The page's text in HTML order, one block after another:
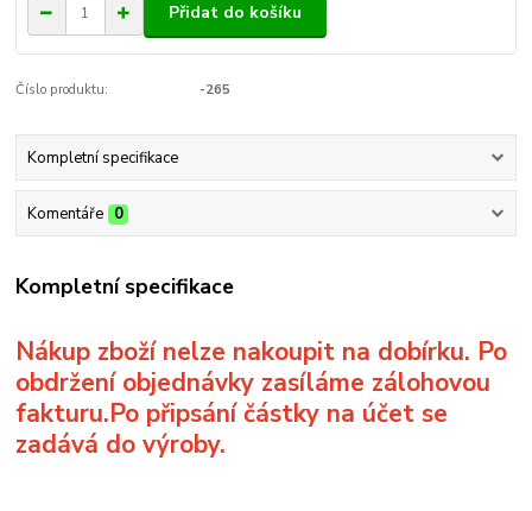
Přidat do košíku
Číslo produktu: -265
Kompletní specifikace
Komentáře 0
Kompletní specifikace
Nákup zboží nelze nakoupit na dobírku. Po
obdržení objednávky zasíláme zálohovou
fakturu.Po připsání částky na účet se
zadává do výroby.